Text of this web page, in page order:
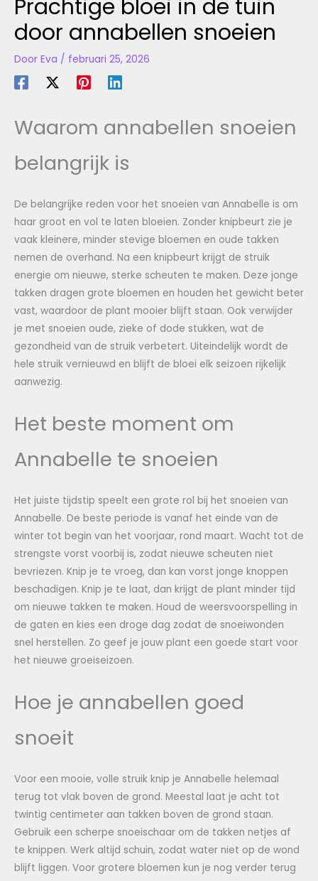
Prachtige bloei in de tuin
door annabellen snoeien
Door Eva / februari 25, 2026
Waarom annabellen snoeien
belangrijk is
De belangrijke reden voor het snoeien van Annabelle is om
haar groot en vol te laten bloeien. Zonder knipbeurt zie je
vaak kleinere, minder stevige bloemen en oude takken
nemen de overhand. Na een knipbeurt krijgt de struik
energie om nieuwe, sterke scheuten te maken. Deze jonge
takken dragen grote bloemen en houden het gewicht beter
vast, waardoor de plant mooier blijft staan. Ook verwijder
je met snoeien oude, zieke of dode stukken, wat de
gezondheid van de struik verbetert. Uiteindelijk wordt de
hele struik vernieuwd en blijft de bloei elk seizoen rijkelijk
aanwezig.
Het beste moment om
Annabelle te snoeien
Het juiste tijdstip speelt een grote rol bij het snoeien van
Annabelle. De beste periode is vanaf het einde van de
winter tot begin van het voorjaar, rond maart. Wacht tot de
strengste vorst voorbij is, zodat nieuwe scheuten niet
bevriezen. Knip je te vroeg, dan kan vorst jonge knoppen
beschadigen. Knip je te laat, dan krijgt de plant minder tijd
om nieuwe takken te maken. Houd de weersvoorspelling in
de gaten en kies een droge dag zodat de snoeiwonden
snel herstellen. Zo geef je jouw plant een goede start voor
het nieuwe groeiseizoen.
Hoe je annabellen goed
snoeit
Voor een mooie, volle struik knip je Annabelle helemaal
terug tot vlak boven de grond. Meestal laat je acht tot
twintig centimeter aan takken boven de grond staan.
Gebruik een scherpe snoeischaar om de takken netjes af
te knippen. Werk altijd schuin, zodat water niet op de wond
blijft liggen. Voor grotere bloemen kun je nog verder terug